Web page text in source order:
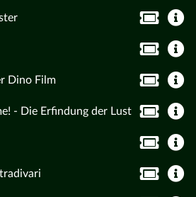
Dino Film
- Die Erfindung der Lust